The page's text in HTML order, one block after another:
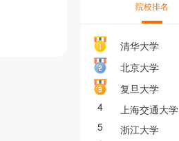
院校排名
清华大学
北京大学
复旦大学
4
上海交通大学
5
浙江大学